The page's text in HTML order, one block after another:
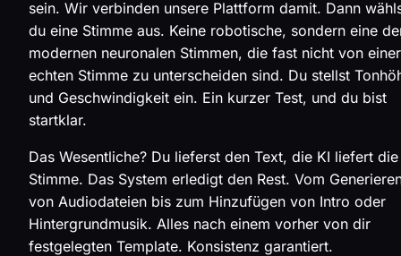
sein. Wir verbinden unsere Plattform damit. Dann
du eine Stimme aus. Keine robotische, sondern eine
modernen neuronalen Stimmen, die fast nicht von einer
echten Stimme zu unterscheiden sind. Du stellst
und Geschwindigkeit ein. Ein kurzer Test, und du bist
startklar.
Das Wesentliche? Du lieferst den Text, die KI liefert die
Stimme. Das System erledigt den Rest. Vom
von Audiodateien bis zum Hinzufügen von Intro oder
Hintergrundmusik. Alles nach einem vorher von dir
festgelegten Template. Konsistenz garantiert.